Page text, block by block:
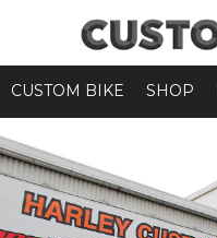
CUSTOM BIKE SHOP